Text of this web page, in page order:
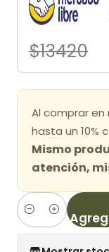
$13420
Al comprar
hasta un 10%
Mismo
atención,
Cantidad